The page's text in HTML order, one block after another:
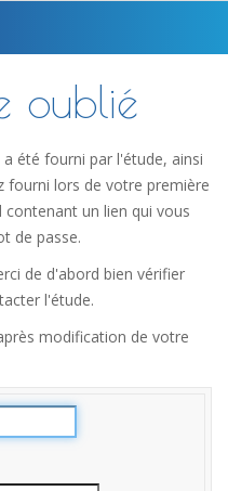
oublié
été fourni par l'étude, ainsi
fourni lors de votre première
contenant un lien qui vous
de passe.
de d'abord bien vérifier
l'étude.
modification de votre